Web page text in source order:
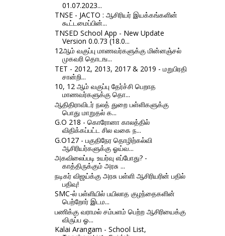
01.07.2023...
TNSE - JACTO : ஆசிரியர் இயக்கங்களின்
கூட்டமைப்பின்...
TNSED School App - New Update
Version 0.0.73 (18.0...
12ஆம் வகுப்பு மாணவர்களுக்கு மின்னஞ்சல்
முகவரி தொடங...
TET - 2012, 2013, 2017 & 2019 - மறுபிரதி
சான்றி...
10, 12 ஆம் வகுப்பு தேர்ச்சி பெறாத
மாணவர்களுக்கு தொ...
ஆதிதிராவிடர் நலத் துறை பள்ளிகளுக்கு
பொது மாறுதல் க...
G.O 218 - கொரோனா காலத்தில்
விதிக்கப்பட்ட சில வகை ந...
G.O127 - பகுதிநேர தொழிற்கல்வி
ஆசிரியர்களுக்கு ஓய்வ...
அகவிலைப்படி உயர்வு எப்போது? -
காத்திருக்கும் அரசு ...
நடிகர் விஜய்க்கு அரசு பள்ளி ஆசிரியரின் பதில்
பதிவு!
SMC-ல் பள்ளியில் பயிலாத குழந்தைகளின்
பெற்றோர் இடம...
பணிக்கு வராமல் சம்பளம் பெற்ற ஆசிரியைக்கு
விருப்ப ஓ...
Kalai Arangam - School List,